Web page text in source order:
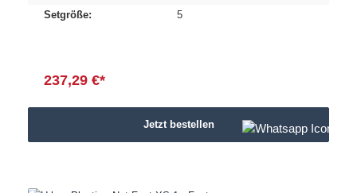
Setgröße:
5
237,29 €*
Jetzt bestellen